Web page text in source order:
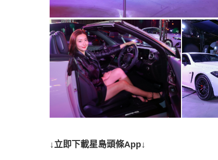
↓立即下載星島頭條App↓